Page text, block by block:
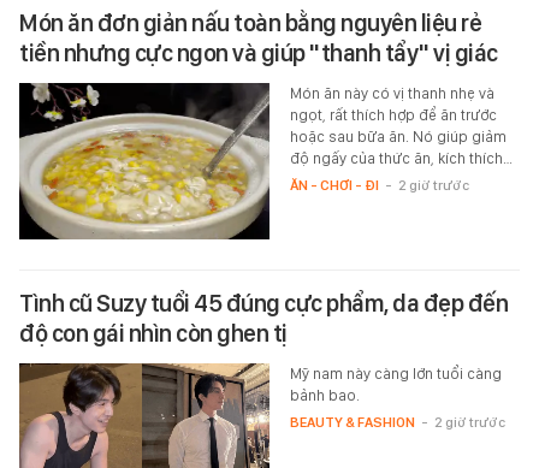
Món ăn đơn giản nấu toàn bằng nguyên liệu rẻ
tiền nhưng cực ngon và giúp "thanh tẩy" vị giác
Món ăn này có vị thanh nhẹ và
ngọt, rất thích hợp để ăn trước
hoặc sau bữa ăn. Nó giúp giảm
độ ngấy của thức ăn, kích thích…
ĂN - CHƠI - ĐI - 2 giờ trước
Tình cũ Suzy tuổi 45 đúng cực phẩm, da đẹp đến
độ con gái nhìn còn ghen tị
Mỹ nam này càng lớn tuổi càng
bảnh bao.
BEAUTY & FASHION - 2 giờ trước